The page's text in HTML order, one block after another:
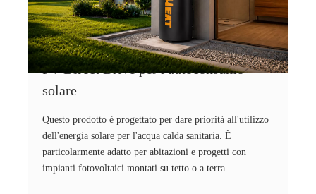
PV Direct Drive per l'autoconsumo
solare
Questo prodotto è progettato per dare priorità all'utilizzo
dell'energia solare per l'acqua calda sanitaria. È
particolarmente adatto per abitazioni e progetti con
impianti fotovoltaici montati su tetto o a terra.